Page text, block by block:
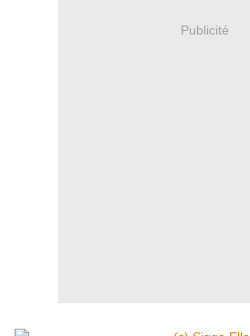
Publicité